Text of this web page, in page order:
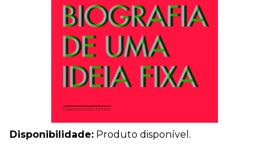
Disponibilidade: Produto disponível.